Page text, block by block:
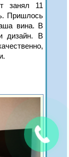
занял 11
Пришлось
вина. В
дизайн. В